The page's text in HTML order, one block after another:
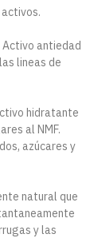
activos.
Activo antiedad
lineas de
hidratante
al NMF.
azúcares y
natural que
y las